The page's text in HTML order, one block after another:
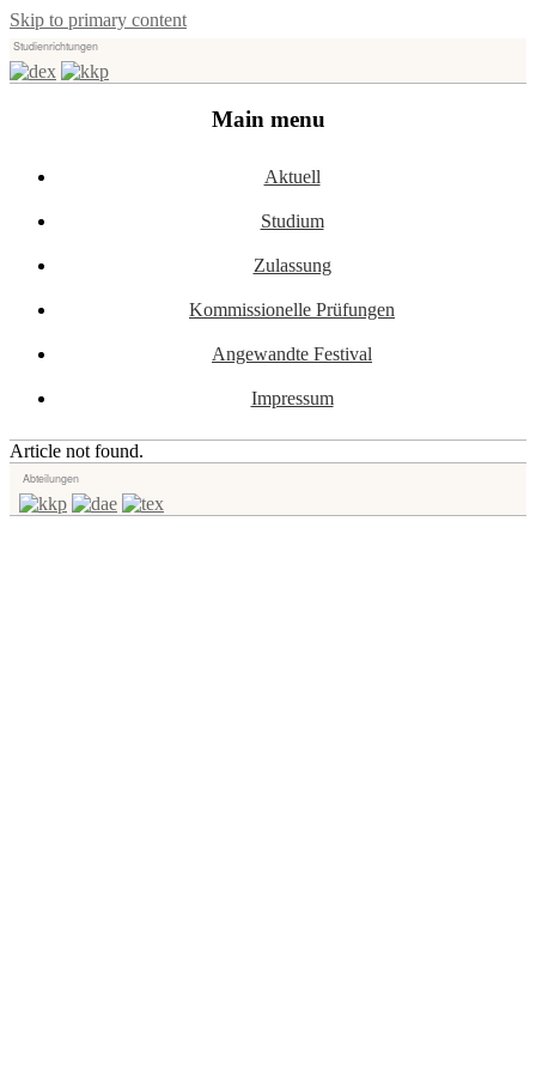
Skip to primary content
dex-kkp
Universität für angewandte Kunst Wien
Studienrichtungen
Main menu
Aktuell
Studium
Zulassung
Kommissionelle Prüfungen
Angewandte Festival
Impressum
Article not found.
Abteilungen